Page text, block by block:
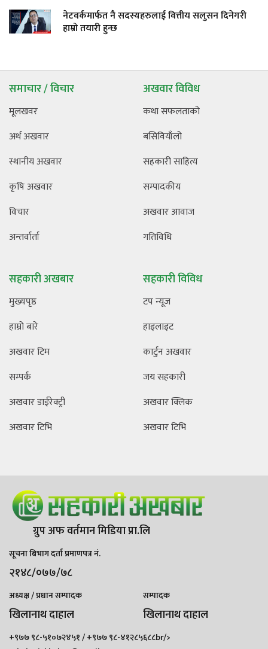
नेटवर्कमार्फत नै सदस्यहरुलाई वित्तीय सलुसन दिनेगरी
हाम्रो तयारी हुन्छ
समाचार / विचार
मूलखवर
अर्थ अखवार
स्थानीय अखवार
कृषि अखवार
विचार
अन्तर्वार्ता
अखवार विविध
कथा सफलताको
बसिवियाँलो
सहकारी साहित्य
सम्पादकीय
अखवार आवाज
गतिविधि
सहकारी अखबार
मुख्यपृष्ठ
हाम्रो बारे
अखवार टिम
सम्पर्क
अखवार डाईरेक्ट्री
अखवार टिभि
सहकारी विविध
टप न्यूज
हाइलाइट
कार्टुन अखवार
जय सहकारी
अखवार क्लिक
अखवार टिभि
ग्रुप अफ वर्तमान मिडिया प्रा.लि
सूचना बिभाग दर्ता प्रमाणपत्र नं.
२१४८/०७७/७८
अध्यक्ष / प्रधान सम्पादक
खिलानाथ दाहाल
सम्पादक
खिलानाथ दाहाल
+९७७ ९८-५१०७२४५१ / +९७७ ९८-४१२८५६८८br/>